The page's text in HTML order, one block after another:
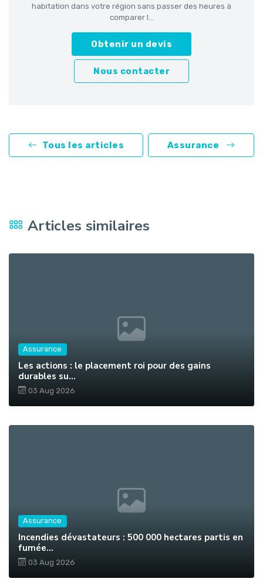
habitation dans votre région sans passer des heures à
comparer l...
Obtenir un devis
Nous contacter
Tous les articles Assurance
Articles similaires
Assurance
Les actions : le placement roi pour des gains
durables su...
03 Aug 2026
Assurance
Incendies dévastateurs : 500 000 hectares partis en
fumée...
03 Aug 2026